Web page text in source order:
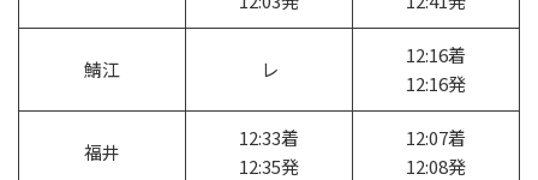
鯖江 レ
12:16着
12:16発
福井
12:33着
12:35発
12:07着
12:08発